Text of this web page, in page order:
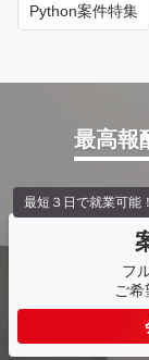
Python案件特集
最高報
フ
ご希
最短３日で就業可能！